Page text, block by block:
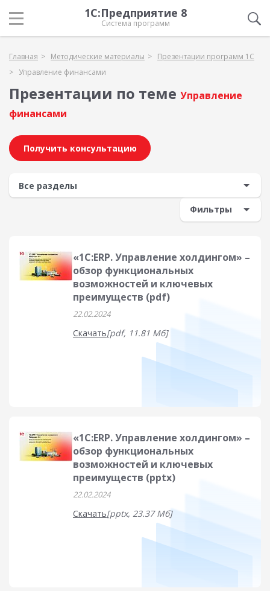
1С:Предприятие 8
Система программ
Главная Методические материалы
Презентации программ 1С
Управление финансами
Презентации по теме Управление
финансами
Получить консультацию
Фильтры
«1С:ERP. Управление холдингом» –
обзор функциональных
возможностей и ключевых
преимуществ (pdf)
22.02.2024
Скачать[pdf, 11.81 Мб]
«1С:ERP. Управление холдингом» –
обзор функциональных
возможностей и ключевых
преимуществ (pptx)
22.02.2024
Скачать[pptx, 23.37 Мб]